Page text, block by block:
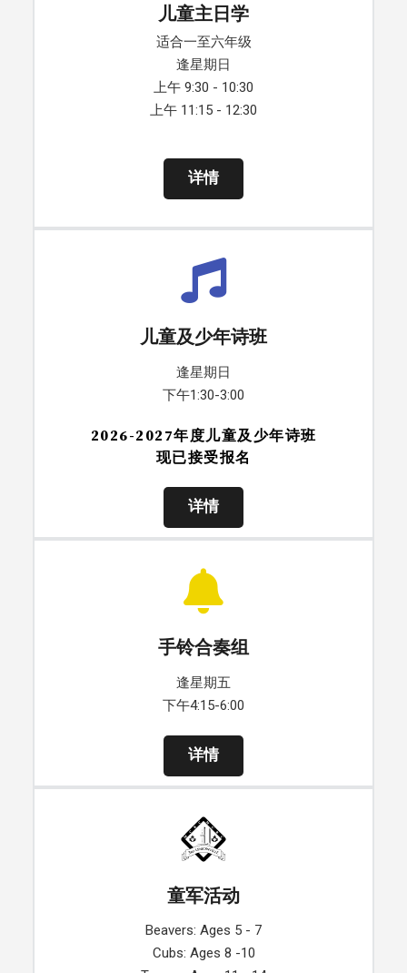
儿童主日学
适合一至六年级
逢星期日
上午 9:30 - 10:30
上午 11:15 - 12:30
详情
儿童及少年诗班
逢星期日
下午1:30-3:00
2026-2027年度儿童及少年诗班
现已接受报名
详情
手铃合奏组
逢星期五
下午4:15-6:00
详情
童军活动
Beavers: Ages 5 - 7
Cubs: Ages 8 -10